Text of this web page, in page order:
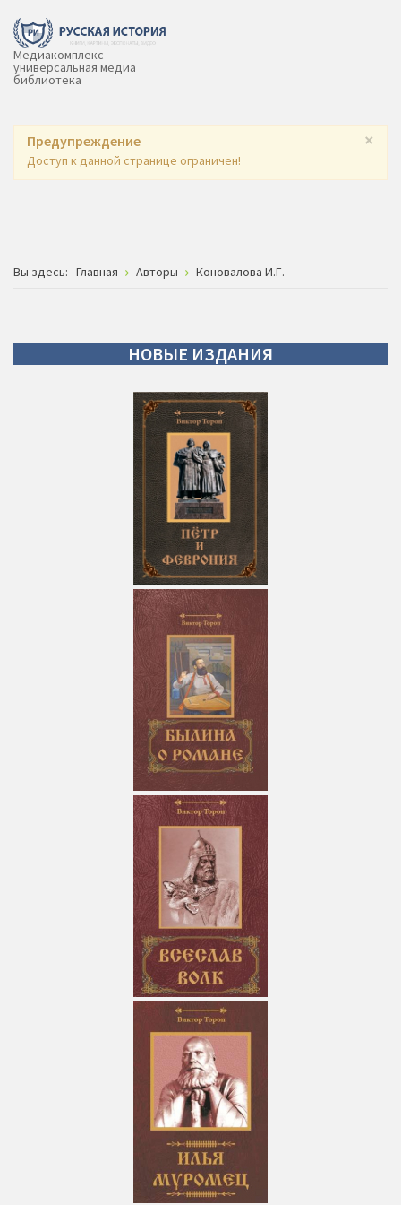
Медиакомплекс -
универсальная медиа
библиотека
×
Предупреждение
Доступ к данной странице ограничен!
Вы здесь: Главная Авторы Коновалова И.Г.
НОВЫЕ ИЗДАНИЯ